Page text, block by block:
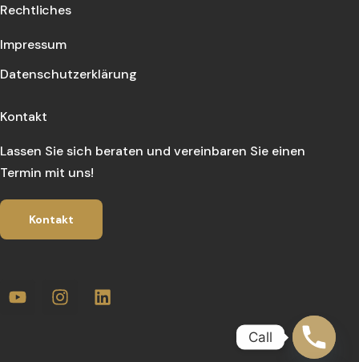
Rechtliches
Impressum
Datenschutzerklärung
Kontakt
Lassen Sie sich beraten und vereinbaren Sie einen
Termin mit uns!
Kontakt
Call